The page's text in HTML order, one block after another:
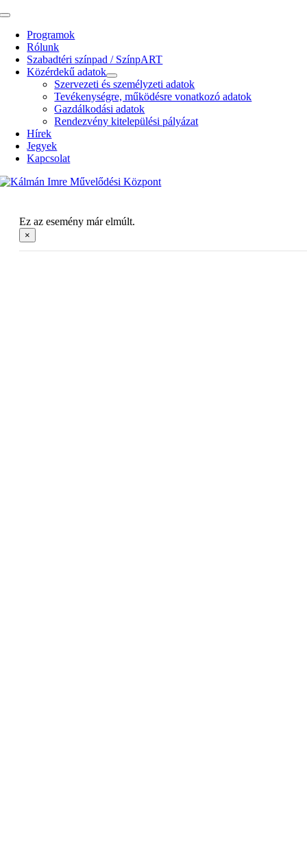
Kihagyás
Toggle
NavigationProgramok
Rólunk
Szabadtéri színpad / SzínpART
Közérdekű adatok
Szervezeti és személyzeti adatok
Tevékenységre, működésre vonatkozó adatok
Gazdálkodási adatok
Rendezvény kitelepülési pályázat
Hírek
Jegyek
Kapcsolat
Ez az esemény már elmúlt.
×